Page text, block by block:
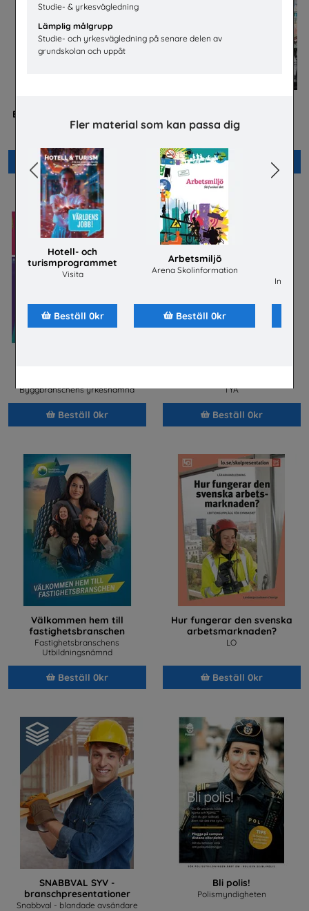
Studie- & yrkesvägledning
Lämplig målgrupp
Studie- och yrkesvägledning på senare delen av
grundskolan och uppåt
Fler material som kan passa dig
Hotell- och
turismprogrammet
Visita
Beställ 0kr
Arbetsmiljö
Arena Skolinformation
Beställ 0kr
Previous Next
Betald praktik som ingenjör
(Plansch)
Beställ 0kr
Sveriges Apoteksförening
Beställ 0kr
Byggbranschens yrkesnämnd
Beställ 0kr
TYA
Beställ 0kr
Välkommen hem till
fastighetsbranschen
Fastighetsbranschens
Utbildningsnämnd
Beställ 0kr
Hur fungerar den svenska
arbetsmarknaden?
LO
Beställ 0kr
SNABBVAL SYV -
branschpresentationer
Snabbval - blandade avsändare
Bli polis!
Polismyndigheten